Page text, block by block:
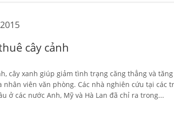
cây cảnh
cây xanh giúp giảm tình trạng căng thẳng và
nhân viên văn phòng. Các nhà nghiên cứu tại các
ở các nước Anh, Mỹ và Hà Lan đã chỉ ra trong...